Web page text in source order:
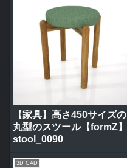
【家具】高さ450サイズの
丸型のスツール【formZ】
stool_0090
3D CAD